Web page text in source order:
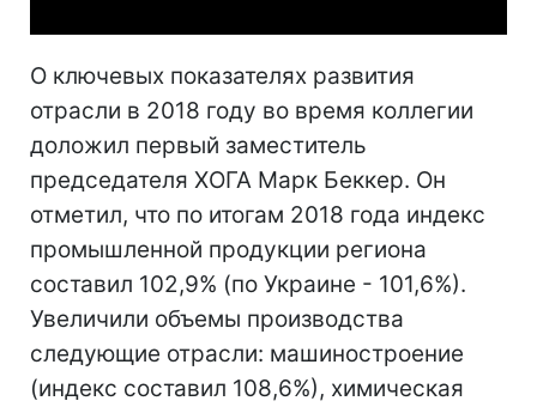
О ключевых показателях развития
отрасли в 2018 году во время коллегии
доложил первый заместитель
председателя ХОГА Марк Беккер. Он
отметил, что по итогам 2018 года индекс
промышленной продукции региона
составил 102,9% (по Украине - 101,6%).
Увеличили объемы производства
следующие отрасли: машиностроение
(индекс составил 108,6%), химическая